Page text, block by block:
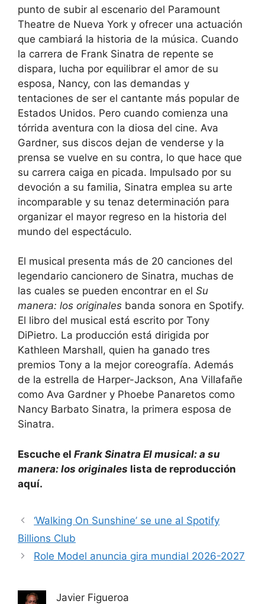
punto de subir al escenario del Paramount
Theatre de Nueva York y ofrecer una actuación
que cambiará la historia de la música. Cuando
la carrera de Frank Sinatra de repente se
dispara, lucha por equilibrar el amor de su
esposa, Nancy, con las demandas y
tentaciones de ser el cantante más popular de
Estados Unidos. Pero cuando comienza una
tórrida aventura con la diosa del cine. Ava
Gardner, sus discos dejan de venderse y la
prensa se vuelve en su contra, lo que hace que
su carrera caiga en picada. Impulsado por su
devoción a su familia, Sinatra emplea su arte
incomparable y su tenaz determinación para
organizar el mayor regreso en la historia del
mundo del espectáculo.
El musical presenta más de 20 canciones del
legendario cancionero de Sinatra, muchas de
las cuales se pueden encontrar en el Su
manera: los originales banda sonora en Spotify.
El libro del musical está escrito por Tony
DiPietro. La producción está dirigida por
Kathleen Marshall, quien ha ganado tres
premios Tony a la mejor coreografía. Además
de la estrella de Harper-Jackson, Ana Villafañe
como Ava Gardner y Phoebe Panaretos como
Nancy Barbato Sinatra, la primera esposa de
Sinatra.
Escuche el Frank Sinatra El musical: a su
manera: los originales lista de reproducción
aquí.
‘Walking On Sunshine’ se une al Spotify
Billions Club
Role Model anuncia gira mundial 2026-2027
Javier Figueroa